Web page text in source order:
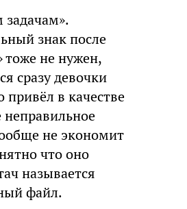
знак после
тоже не нужен,
сразу девочки
привёл в качестве
неправильное
не экономит
что оно
называется
файл.